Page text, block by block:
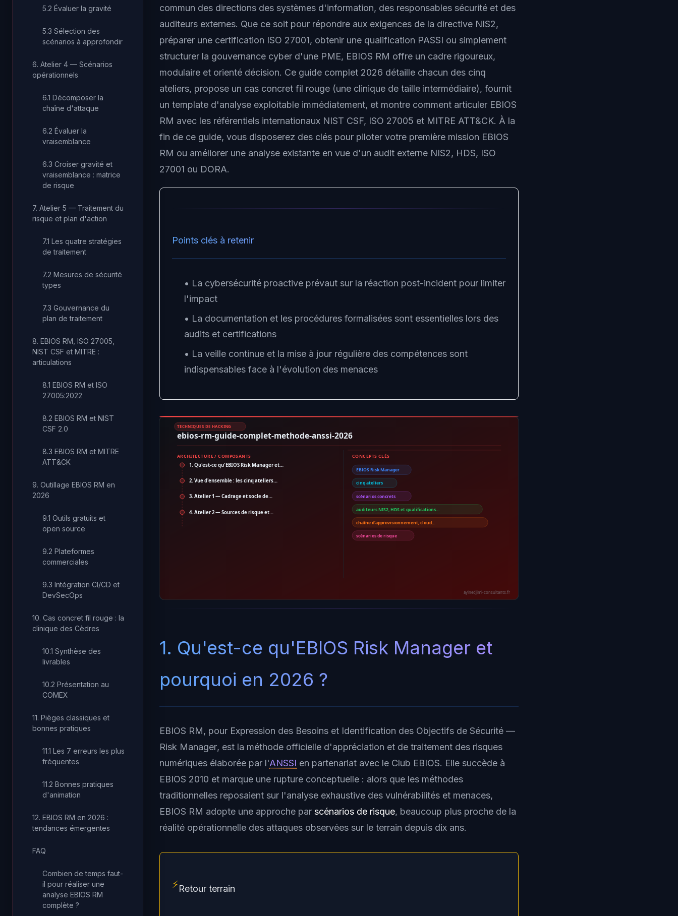
5.2 Évaluer la gravité
5.3 Sélection des
scénarios à approfondir
6. Atelier 4 — Scénarios
opérationnels
6.1 Décomposer la
chaîne d'attaque
6.2 Évaluer la
vraisemblance
6.3 Croiser gravité et
vraisemblance : matrice
de risque
7. Atelier 5 — Traitement du
risque et plan d'action
7.1 Les quatre stratégies
de traitement
7.2 Mesures de sécurité
types
7.3 Gouvernance du
plan de traitement
8. EBIOS RM, ISO 27005,
NIST CSF et MITRE :
articulations
8.1 EBIOS RM et ISO
27005:2022
8.2 EBIOS RM et NIST
CSF 2.0
8.3 EBIOS RM et MITRE
ATT&CK
9. Outillage EBIOS RM en
2026
9.1 Outils gratuits et
open source
9.2 Plateformes
commerciales
9.3 Intégration CI/CD et
DevSecOps
10. Cas concret fil rouge : la
clinique des Cèdres
10.1 Synthèse des
livrables
10.2 Présentation au
COMEX
11. Pièges classiques et
bonnes pratiques
11.1 Les 7 erreurs les plus
fréquentes
11.2 Bonnes pratiques
d'animation
12. EBIOS RM en 2026 :
tendances émergentes
FAQ
Combien de temps faut-
il pour réaliser une
analyse EBIOS RM
complète ?
commun des directions des systèmes d'information, des responsables sécurité et des
auditeurs externes. Que ce soit pour répondre aux exigences de la directive NIS2,
préparer une certification ISO 27001, obtenir une qualification PASSI ou simplement
structurer la gouvernance cyber d'une PME, EBIOS RM offre un cadre rigoureux,
modulaire et orienté décision. Ce guide complet 2026 détaille chacun des cinq
ateliers, propose un cas concret fil rouge (une clinique de taille intermédiaire), fournit
un template d'analyse exploitable immédiatement, et montre comment articuler EBIOS
RM avec les référentiels internationaux NIST CSF, ISO 27005 et MITRE ATT&CK. À la
fin de ce guide, vous disposerez des clés pour piloter votre première mission EBIOS
RM ou améliorer une analyse existante en vue d'un audit externe NIS2, HDS, ISO
27001 ou DORA.
Points clés à retenir
• La cybersécurité proactive prévaut sur la réaction post-incident pour limiter
l'impact
• La documentation et les procédures formalisées sont essentielles lors des
audits et certifications
• La veille continue et la mise à jour régulière des compétences sont
indispensables face à l'évolution des menaces
TECHNIQUES DE HACKING
ebios-rm-guide-complet-methode-anssi-2026
ARCHITECTURE / COMPOSANTS
1. Qu'est-ce qu'EBIOS Risk Manager et…
2. Vue d'ensemble : les cinq ateliers…
3. Atelier 1 — Cadrage et socle de…
4. Atelier 2 — Sources de risque et…
CONCEPTS CLÉS
EBIOS Risk Manager
cinq ateliers
scénarios concrets
auditeurs NIS2, HDS et qualifications…
chaîne d'approvisionnement, cloud…
scénarios de risque
ayinedjimi-consultants.fr
1. Qu'est-ce qu'EBIOS Risk Manager et
pourquoi en 2026 ?
EBIOS RM, pour Expression des Besoins et Identification des Objectifs de Sécurité —
Risk Manager, est la méthode officielle d'appréciation et de traitement des risques
numériques élaborée par l'ANSSI en partenariat avec le Club EBIOS. Elle succède à
EBIOS 2010 et marque une rupture conceptuelle : alors que les méthodes
traditionnelles reposaient sur l'analyse exhaustive des vulnérabilités et menaces,
EBIOS RM adopte une approche par scénarios de risque, beaucoup plus proche de la
réalité opérationnelle des attaques observées sur le terrain depuis dix ans.
⚡Retour terrain